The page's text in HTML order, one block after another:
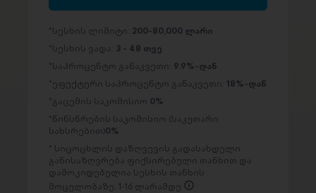
სესხის ლიმიტი: 200-80,000 ლარი
სესხის ვადა: 3 - 48 თვე
საპროცენტო განაკვეთი: 9.9%-დან
ეფექტური საპროცენტო განაკვეთი: 18%-დან
გაცემის საკომისიო 0%
წინსწრების საკომისიო (საკუთარი
სახსრებით)0%
სიცოცხლის დაზღვევის გადასახდელი
განისაზღვრება ფიქსირებული თანხით და
დამოკიდებულია სესხის თანხის
მოცულობაზე: 1-16 ლარამდე